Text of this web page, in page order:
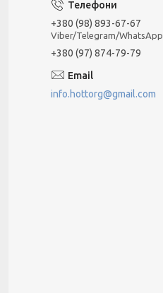
+380 (98) 893-67-67
Viber/Telegram/WhatsApp
+380 (97) 874-79-79
info.hottorg@gmail.com